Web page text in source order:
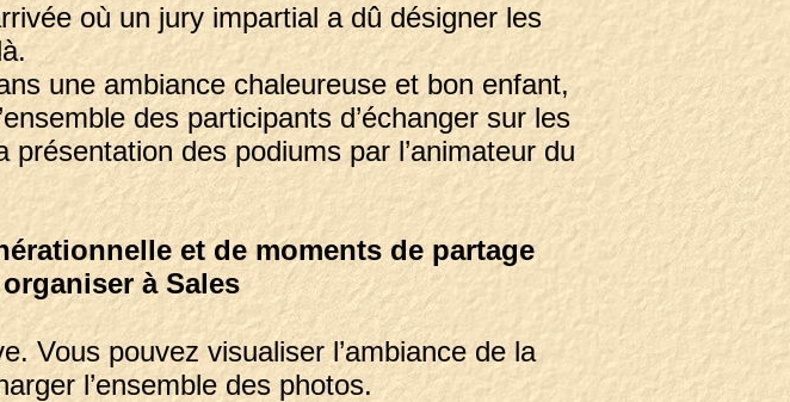
où un jury impartial a dû désigner les
une ambiance chaleureuse et bon enfant,
des participants d’échanger sur les
des podiums par l’animateur du
et de moments de partage
à Sales
Vous pouvez visualiser l’ambiance de la
l’ensemble des photos.